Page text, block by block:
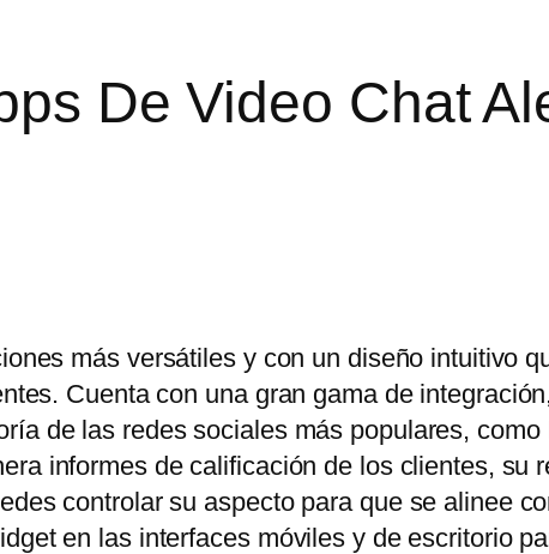
De Video Chat
más versátiles y con un diseño intuitivo
Cuenta con una gran gama de
de las redes sociales más populares,
informes de calificación de los clientes, su
controlar su aspecto para que se alinee
en las interfaces móviles y de escritorio